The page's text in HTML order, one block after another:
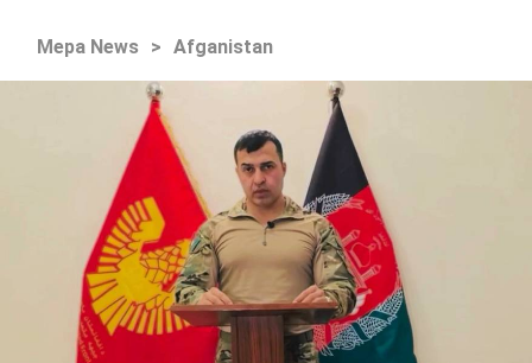
Mepa News > Afganistan